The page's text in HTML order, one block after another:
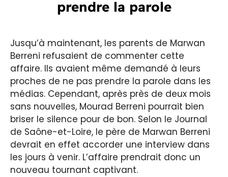
prendre la parole
Jusqu’à maintenant, les parents de Marwan
Berreni refusaient de commenter cette
affaire. Ils avaient même demandé à leurs
proches de ne pas prendre la parole dans les
médias. Cependant, après près de deux mois
sans nouvelles, Mourad Berreni pourrait bien
briser le silence pour de bon. Selon le Journal
de Saône-et-Loire, le père de Marwan Berreni
devrait en effet accorder une interview dans
les jours à venir. L’affaire prendrait donc un
nouveau tournant captivant.